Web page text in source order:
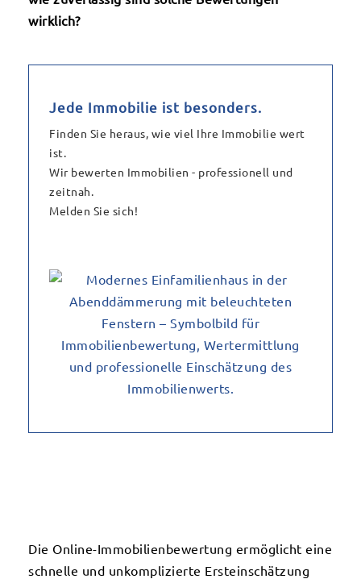
wirklich?
Jede Immobilie ist besonders.
Finden Sie heraus, wie viel Ihre Immobilie wert
ist.
Wir bewerten Immobilien - professionell und
zeitnah.
Melden Sie sich!
Die Online-Immobilienbewertung ermöglicht eine
schnelle und unkomplizierte Ersteinschätzung